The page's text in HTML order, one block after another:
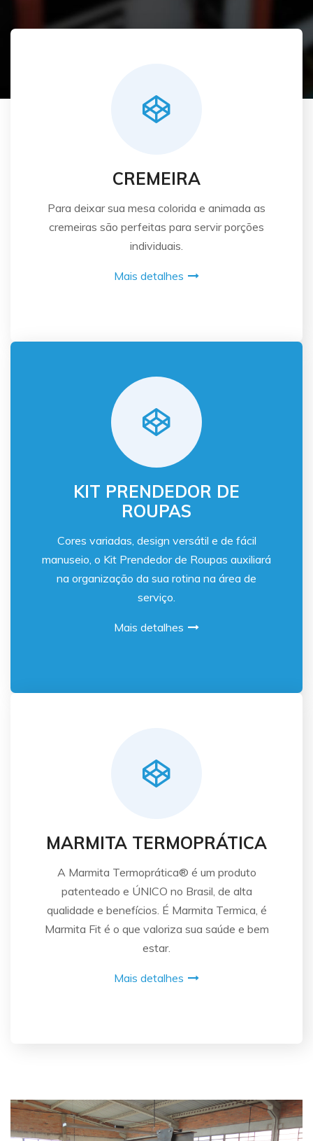
CREMEIRA
Para deixar sua mesa colorida e animada as
cremeiras são perfeitas para servir porções
individuais.
Mais detalhes
KIT PRENDEDOR DE
ROUPAS
Cores variadas, design versátil e de fácil
manuseio, o Kit Prendedor de Roupas auxiliará
na organização da sua rotina na área de
serviço.
Mais detalhes
MARMITA TERMOPRÁTICA
A Marmita Termoprática® é um produto
patenteado e ÚNICO no Brasil, de alta
qualidade e benefícios. É Marmita Termica, é
Marmita Fit é o que valoriza sua saúde e bem
estar.
Mais detalhes